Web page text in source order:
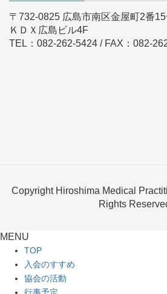
〒732-0825 広島市南区金屋町2番
ＫＤＸ広島ビル4F
TEL：082-262-5424 / FAX：082-
Copyright Hiroshima Medical
Rights
MENU
TOP
入会のすすめ
協会の活動